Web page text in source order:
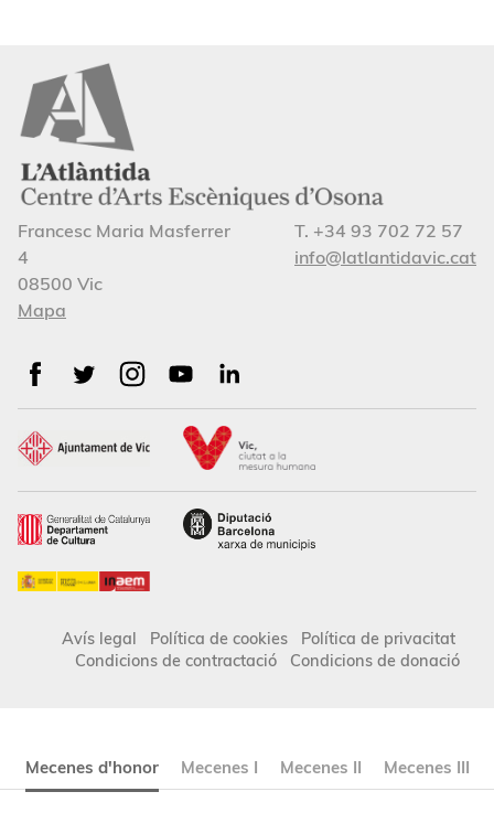
Francesc Maria Masferrer
4
08500 Vic
Mapa
T. +34 93 702 72 57
info@latlantidavic.cat
Avís legal Política de cookies
Política de privacitat
Condicions de contractació
Condicions de donació
Mecenes d'honor Mecenes I Mecenes II Mecenes III